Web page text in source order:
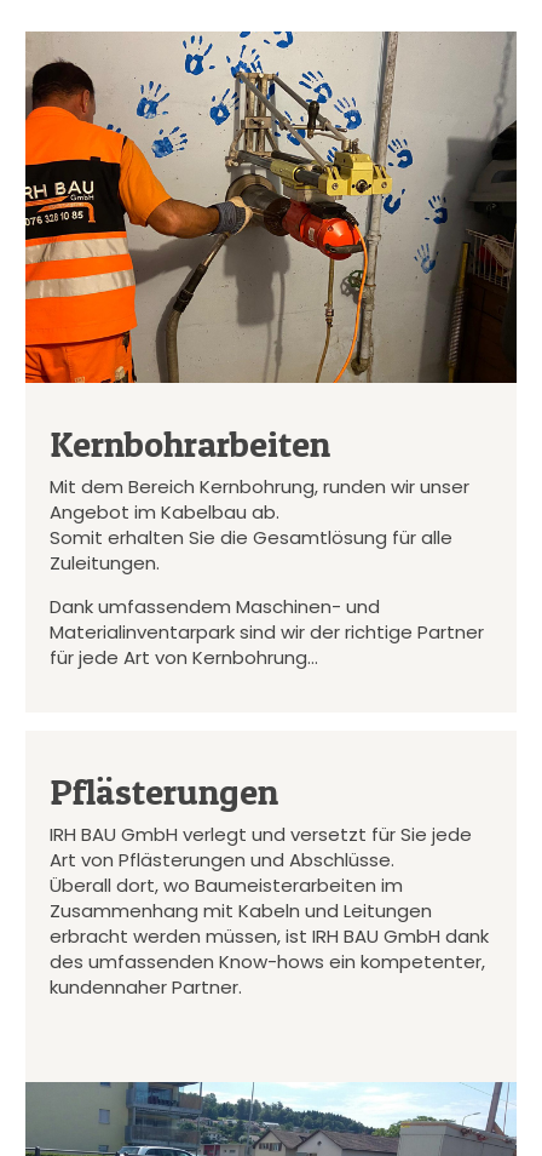
Kernbohrarbeiten
Mit dem Bereich Kernbohrung, runden wir unser
Angebot im Kabelbau ab.
Somit erhalten Sie die Gesamtlösung für alle
Zuleitungen.
Dank umfassendem Maschinen- und
Materialinventarpark sind wir der richtige Partner
für jede Art von Kernbohrung…
Pflästerungen
IRH BAU GmbH verlegt und versetzt für Sie jede
Art von Pflästerungen und Abschlüsse.
Überall dort, wo Baumeisterarbeiten im
Zusammenhang mit Kabeln und Leitungen
erbracht werden müssen, ist IRH BAU GmbH dank
des umfassenden Know-hows ein kompetenter,
kundennaher Partner.